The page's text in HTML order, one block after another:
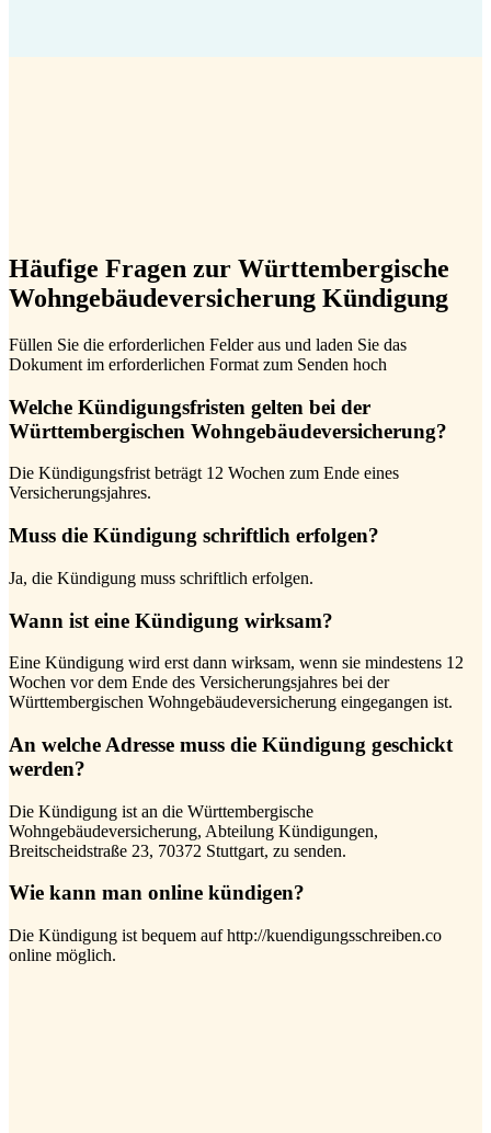
Häufige Fragen zur Württembergische
Wohngebäudeversicherung Kündigung
Füllen Sie die erforderlichen Felder aus und laden Sie das
Dokument im erforderlichen Format zum Senden hoch
Welche Kündigungsfristen gelten bei der
Württembergischen Wohngebäudeversicherung?
Die Kündigungsfrist beträgt 12 Wochen zum Ende eines
Versicherungsjahres.
Muss die Kündigung schriftlich erfolgen?
Ja, die Kündigung muss schriftlich erfolgen.
Wann ist eine Kündigung wirksam?
Eine Kündigung wird erst dann wirksam, wenn sie mindestens 12
Wochen vor dem Ende des Versicherungsjahres bei der
Württembergischen Wohngebäudeversicherung eingegangen ist.
An welche Adresse muss die Kündigung geschickt
werden?
Die Kündigung ist an die Württembergische
Wohngebäudeversicherung, Abteilung Kündigungen,
Breitscheidstraße 23, 70372 Stuttgart, zu senden.
Wie kann man online kündigen?
Die Kündigung ist bequem auf http://kuendigungsschreiben.co
online möglich.